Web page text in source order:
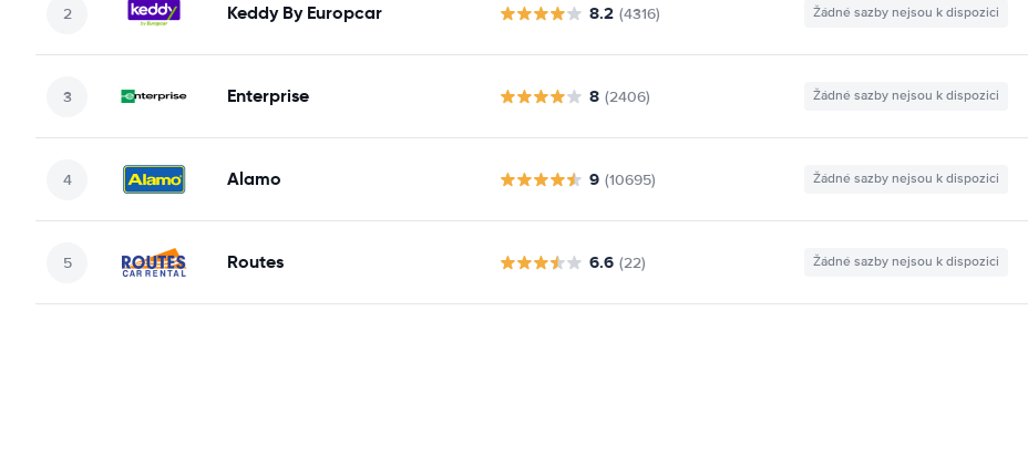
Keddy By Europcar 8.2 (4316) Žádné sazby nejsou k dispozici
Enterprise 8 (2406) Žádné sazby nejsou k dispozici
Alamo 9 (10695) Žádné sazby nejsou k dispozici
Routes 6.6 (22) Žádné sazby nejsou k dispozici